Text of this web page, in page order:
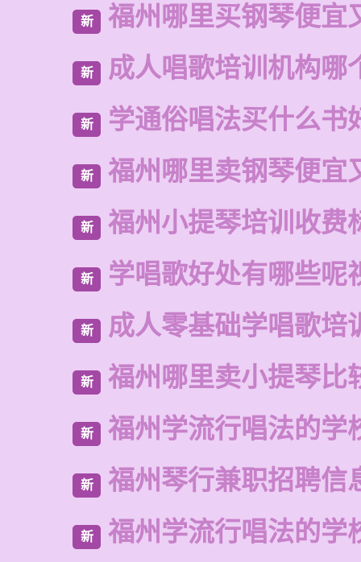
新 福州哪里买钢琴便宜
新 成人唱歌培训机构哪
新 学通俗唱法买什么书
新 福州哪里卖钢琴便宜
新 福州小提琴培训收费
新 学唱歌好处有哪些呢
新 成人零基础学唱歌培
新 福州哪里卖小提琴比
新 福州学流行唱法的学
新 福州琴行兼职招聘信
新 福州学流行唱法的学